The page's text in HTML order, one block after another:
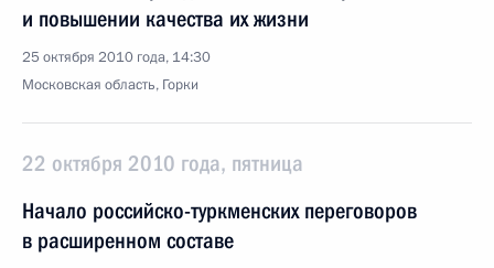
и повышении качества их жизни
25 октября 2010 года, 14:30
Московская область, Горки
22 октября 2010 года, пятница
Начало российско-туркменских переговоров
в расширенном составе